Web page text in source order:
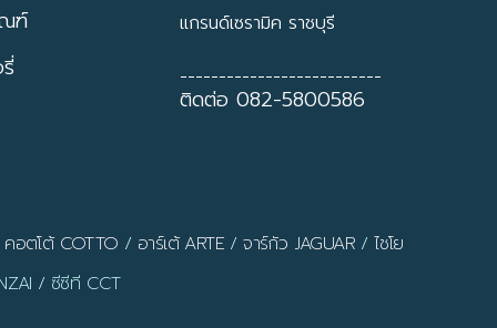
ฑ์
แกรนด์เซรามิค ราชบุรี
--------------------------
ติดต่อ 082-5800586
คอตโต้ COTTO / อาร์เต้ ARTE/จาร์กัว JAGUAR/ไชโย
/ ซีซีที CCT